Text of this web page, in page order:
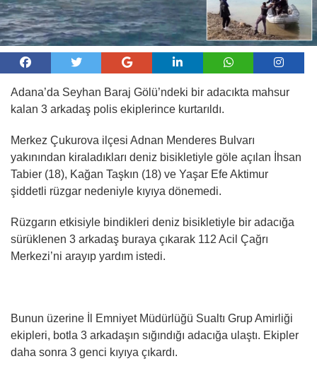
Adana’da Seyhan Baraj Gölü’ndeki bir adacıkta mahsur
kalan 3 arkadaş polis ekiplerince kurtarıldı.
Merkez Çukurova ilçesi Adnan Menderes Bulvarı
yakınından kiraladıkları deniz bisikletiyle göle açılan İhsan
Tabier (18), Kağan Taşkın (18) ve Yaşar Efe Aktimur
şiddetli rüzgar nedeniyle kıyıya dönemedi.
Rüzgarın etkisiyle bindikleri deniz bisikletiyle bir adacığa
sürüklenen 3 arkadaş buraya çıkarak 112 Acil Çağrı
Merkezi’ni arayıp yardım istedi.
Bunun üzerine İl Emniyet Müdürlüğü Sualtı Grup Amirliği
ekipleri, botla 3 arkadaşın sığındığı adacığa ulaştı. Ekipler
daha sonra 3 genci kıyıya çıkardı.